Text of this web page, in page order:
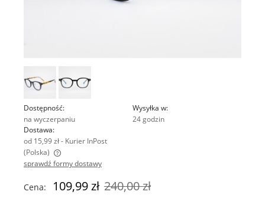
Dostępność:
na wyczerpaniu
Wysyłka w:
24 godzin
Dostawa:
od 15,99 zł- Kurier InPost
(Polska)
Cena nie zawiera ewentualnych kosztów płatności
sprawdź formy dostawy
Cena: 109,99 zł 240,00 zł